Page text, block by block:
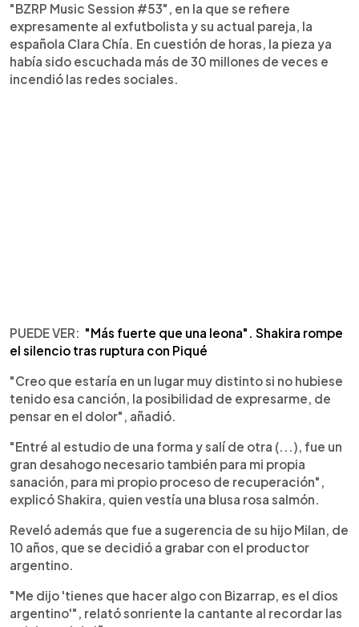
"BZRP Music Session #53", en la que se refiere
expresamente al exfutbolista y su actual pareja, la
española Clara Chía. En cuestión de horas, la pieza ya
había sido escuchada más de 30 millones de veces e
incendió las redes sociales.
PUEDE VER: "Más fuerte que una leona". Shakira rompe
el silencio tras ruptura con Piqué
"Creo que estaría en un lugar muy distinto si no hubiese
tenido esa canción, la posibilidad de expresarme, de
pensar en el dolor", añadió.
"Entré al estudio de una forma y salí de otra (...), fue un
gran desahogo necesario también para mi propia
sanación, para mi propio proceso de recuperación",
explicó Shakira, quien vestía una blusa rosa salmón.
Reveló además que fue a sugerencia de su hijo Milan, de
10 años, que se decidió a grabar con el productor
argentino.
"Me dijo 'tienes que hacer algo con Bizarrap, es el dios
argentino'", relató sonriente la cantante al recordar las